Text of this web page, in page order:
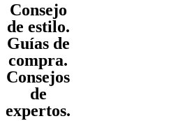
Next
page
BlancoGrisVerde
claro
AzulGris
oscuroRojoTela
metalTravertine
maderaRoble
Consejo
de estilo.
Guías de
compra.
Consejos
de
expertos.